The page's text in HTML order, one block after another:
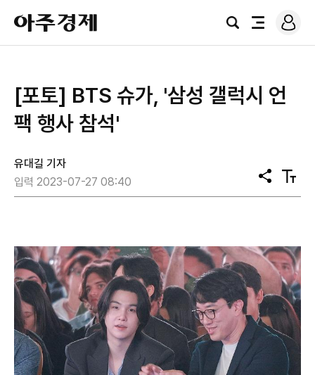
아
주
경
검
전
로
그
[포토] BTS 슈가, '삼성 갤럭시 언
팩 행사 참석'
유대길 기자
입력 2023-07-27 08:40
공
유
텍
스